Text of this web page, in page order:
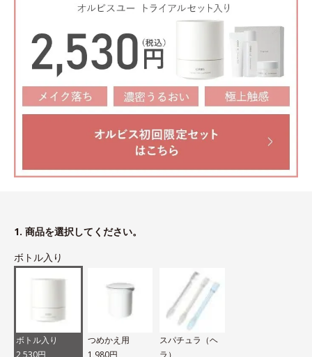
1. 商品を選択してください。
ボトル入り
ボトル入り
2,530円
つめかえ用
1,980円
スパチュラ（ヘ
ラ）